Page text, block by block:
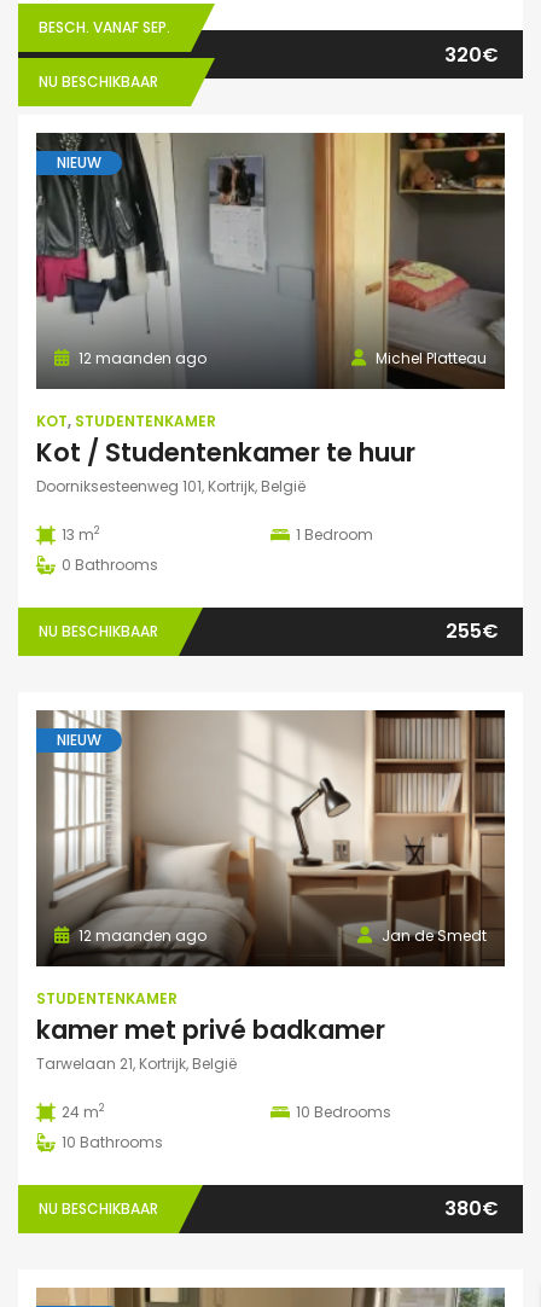
BESCH. VANAF SEP.
NU BESCHIKBAAR
320€
NIEUW
Michel Platteau
12 maanden ago
KOT, STUDENTENKAMER
Kot / Studentenkamer te huur
Doorniksesteenweg 101, Kortrijk, België
13 m2 1 Bedroom
0 Bathrooms
NU BESCHIKBAAR 255€
NIEUW
Jan de Smedt
12 maanden ago
STUDENTENKAMER
kamer met privé badkamer
Tarwelaan 21, Kortrijk, België
24 m2 10 Bedrooms
10 Bathrooms
NU BESCHIKBAAR 380€